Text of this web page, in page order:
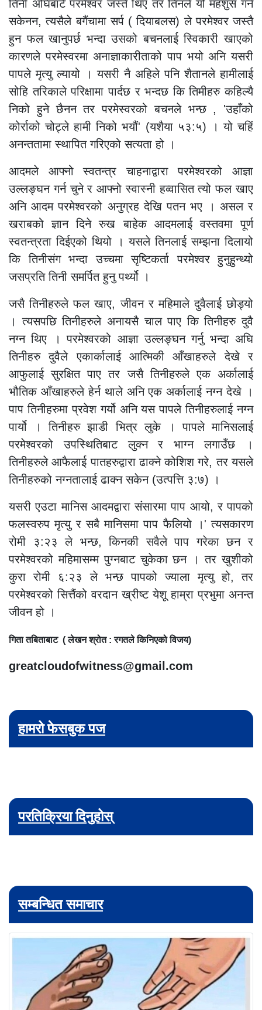
तिनी अघिबाटै परमेश्वर जस्तै थिए तर तिनले यो महशुस गर्न
सकेनन, त्यसैले बगैंचामा सर्प ( दियाबलस) ले परमेश्वर जस्तै
हुन फल खानुपर्छ भन्दा उसको बचनलाई स्विकारी खाएको
कारणले परमेस्वरमा अनाज्ञाकारीताको पाप भयो अनि यसरी
पापले मृत्यु ल्यायो । यसरी नै अहिले पनि शैतानले हामीलाई
सोहि तरिकाले परिक्षामा पार्दछ र भन्दछ कि तिमीहरु कहिल्यै
निको हुने छैनन तर परमेस्वरको बचनले भन्छ , 'उहाँको
कोर्राको चोट्ले हामी निको भयौं' (यशैया ५३:५) ।यो चहिं
अनन्ततामा स्थापित गरिएको सत्यता हो ।
आदमले आफ्नो स्वतन्त्र चाहनाद्वारा परमेश्वरको आज्ञा
उल्लङ्घन गर्न चुने र आफ्नो स्वास्नी हव्वासित त्यो फल खाए
अनि आदम परमेश्वरको अनुग्रह देखि पतन भए । असल र
खराबको ज्ञान दिने रुख बाहेक आदमलाई वस्तवमा पूर्ण
स्वतन्त्रता दिईएको थियो । यसले तिनलाई सम्झना दिलायो
कि तिनीसंग भन्दा उच्चमा सृष्टिकर्ता परमेश्वर हुनुहुन्थ्यो
जसप्रति तिनी समर्पित हुनु पर्थ्यो ।
जसै तिनीहरुले फल खाए, जीवन र महिमाले दुवैलाई छोड्यो
। त्यसपछि तिनीहरुले अनायसै चाल पाए कि तिनीहरु दुवै
नग्न थिए । परमेश्वरको आज्ञा उल्लङ्घन गर्नु भन्दा अघि
तिनीहरु दुवैले एकार्कालाई आत्मिकी आँखाहरुले देखे र
आफुलाई सुरक्षित पाए तर जसै तिनीहरुले एक अर्कालाई
भौतिक आँखाहरुले हेर्न थाले अनि एक अर्कालाई नग्न देखे ।
पाप तिनीहरुमा प्रवेश गर्यो अनि यस पापले तिनीहरुलाई नग्न
पार्यो । तिनीहरु झाडी भित्र लुके । पापले मानिसलाई
परमेश्वरको उपस्थितिबाट लुक्न र भाग्न लगाउँछ ।
तिनीहरुले आफैलाई पातहरुद्वारा ढाक्ने कोशिश गरे, तर यसले
तिनीहरुको नग्नतालाई ढाक्न सकेन (उत्पत्ति ३:७) ।
यसरी एउटा मानिस आदमद्वारा संसारमा पाप आयो, र पापको
फलस्वरुप मृत्यु र सबै मानिसमा पाप फैलियो ।' त्यसकारण
रोमी ३:२३ ले भन्छ, किनकी सवैले पाप गरेका छन र
परमेश्वरको महिमासम्म पुग्नबाट चुकेका छन । तर खुशीको
कुरा रोमी ६:२३ ले भन्छ पापको ज्याला मृत्यु हो, तर
परमेश्वरको सित्तैंको वरदान ख्रीष्ट येशू हाम्रा प्रभुमा अनन्त
जीवन हो ।
गिता तबिताबाट ( लेखन श्रोत : रगतले किनिएको विजय)
greatcloudofwitness@gmail.com
हामरो फेसबुक पज
परतिक्रिया दिनुहोस्
सम्बन्धित समाचार